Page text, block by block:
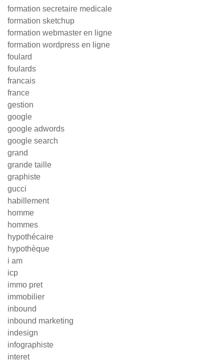
formation secretaire medicale
formation sketchup
formation webmaster en ligne
formation wordpress en ligne
foulard
foulards
francais
france
gestion
google
google adwords
google search
grand
grande taille
graphiste
gucci
habillement
homme
hommes
hypothécaire
hypothèque
i am
icp
immo pret
immobilier
inbound
inbound marketing
indesign
infographiste
interet